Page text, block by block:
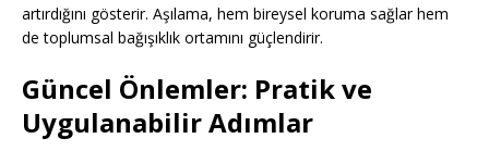
artırdığını gösterir. Aşılama, hem bireysel koruma sağlar hem
de toplumsal bağışıklık ortamını güçlendirir.
Güncel Önlemler: Pratik ve
Uygulanabilir Adımlar